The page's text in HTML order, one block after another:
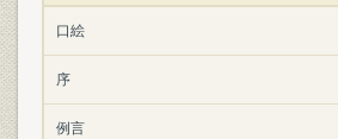
口絵
序
例言